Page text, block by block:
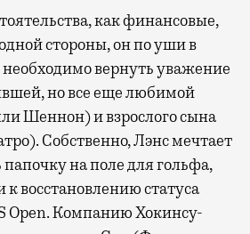
как финансовые,
стороны, он по уши в
вернуть уважение
но все еще любимой
Шеннон) и взрослого сына
Собственно, Лэнс мечтает
на поле для гольфа,
к восстановлению статуса
Open. Компанию Хокинсу-